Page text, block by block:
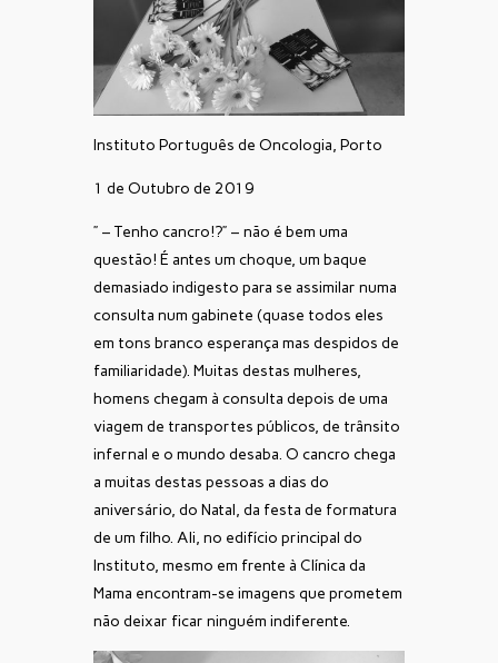
Instituto Português de Oncologia, Porto
1 de Outubro de 2019
” – Tenho cancro!?” – não é bem uma
questão! É antes um choque, um baque
demasiado indigesto para se assimilar numa
consulta num gabinete (quase todos eles
em tons branco esperança mas despidos de
familiaridade). Muitas destas mulheres,
homens chegam à consulta depois de uma
viagem de transportes públicos, de trânsito
infernal e o mundo desaba. O cancro chega
a muitas destas pessoas a dias do
aniversário, do Natal, da festa de formatura
de um filho. Ali, no edifício principal do
Instituto, mesmo em frente à Clínica da
Mama encontram-se imagens que prometem
não deixar ficar ninguém indiferente.